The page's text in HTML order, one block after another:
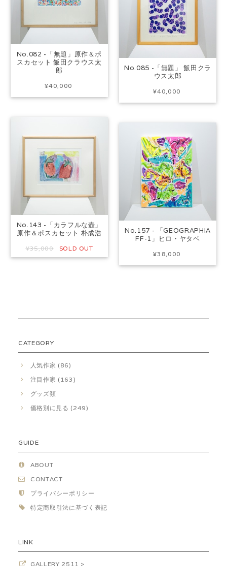
No.082 -「無題」原作＆ポ
スカセット 飯田クラウス太
郎
¥40,000
No.085 -「無題」 飯田クラ
ウス太郎
¥40,000
No.143 -「カラフルな壺」
原作＆ポスカセット 朴成浩
¥35,000 SOLD OUT
No.157 - 「GEOGRAPHIA
FF-1」ヒロ・ヤタベ
¥38,000
CATEGORY
人気作家 (86)
注目作家 (163)
グッズ類
価格別に見る (249)
GUIDE
ABOUT
CONTACT
プライバシーポリシー
特定商取引法に基づく表記
LINK
GALLERY 2511 >